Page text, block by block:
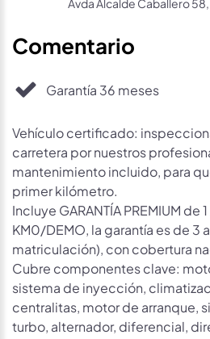
Comentario
Garantía 36 meses
Vehículo certificado:
carretera por nuestros
mantenimiento incluido, para
primer kilómetro.
Incluye GARANTÍA PREMIUM de
KM0/DEMO, la garantía es de 3
matriculación), con cobertura
Cubre componentes clave:
sistema de inyección,
centralitas, motor de arranque,
turbo, alternador, diferencial,